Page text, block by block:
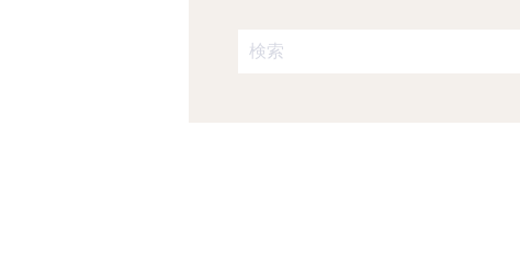
これは、自動候補機能付きの検索